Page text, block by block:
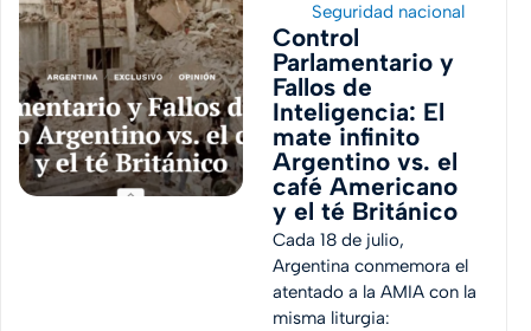
Seguridad nacional
Control
Parlamentario y
Fallos de
Inteligencia: El
mate infinito
Argentino vs. el
café Americano
y el té Británico
Cada 18 de julio,
Argentina conmemora el
atentado a la AMIA con la
misma liturgia: